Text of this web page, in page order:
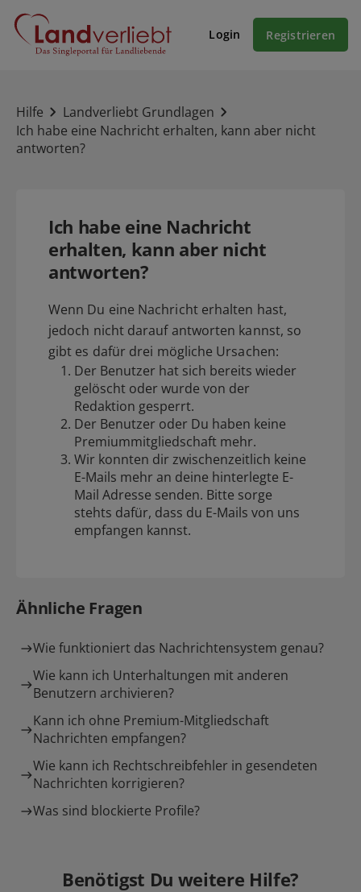
Login Registrieren
Hilfe
Landverliebt Grundlagen
Ich habe eine Nachricht erhalten, kann aber nicht
antworten?
Ich habe eine Nachricht
erhalten, kann aber nicht
antworten?
Wenn Du eine Nachricht erhalten hast,
jedoch nicht darauf antworten kannst, so
gibt es dafür drei mögliche Ursachen:
Der Benutzer hat sich bereits wieder
gelöscht oder wurde von der
Redaktion gesperrt.
Der Benutzer oder Du haben keine
Premiummitgliedschaft mehr.
Wir konnten dir zwischenzeitlich keine
E-Mails mehr an deine hinterlegte E-
Mail Adresse senden. Bitte sorge
stehts dafür, dass du E-Mails von uns
empfangen kannst.
Ähnliche Fragen
Wie funktioniert das Nachrichtensystem genau?
Wie kann ich Unterhaltungen mit anderen
Benutzern archivieren?
Kann ich ohne Premium-Mitgliedschaft
Nachrichten empfangen?
Wie kann ich Rechtschreibfehler in gesendeten
Nachrichten korrigieren?
Was sind blockierte Profile?
Benötigst Du weitere Hilfe?